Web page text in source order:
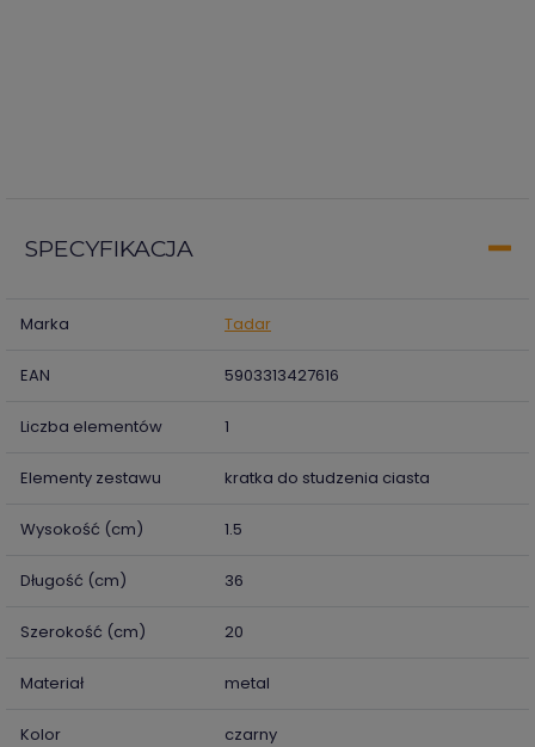
SPECYFIKACJA
Marka Tadar
EAN 5903313427616
Liczba elementów 1
Elementy zestawu kratka do studzenia ciasta
Wysokość (cm) 1.5
Długość (cm) 36
Szerokość (cm) 20
Materiał metal
Kolor czarny